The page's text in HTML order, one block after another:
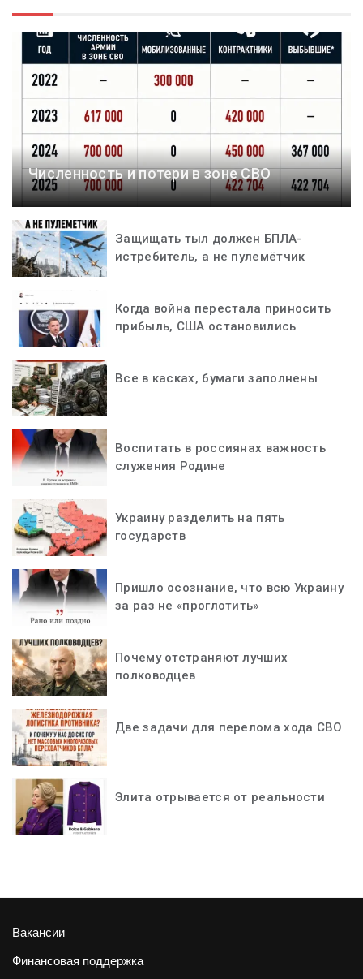
Численность и потери в зоне СВО
Защищать тыл должен БПЛА-
истребитель, а не пулемётчик
Когда война перестала приносить
прибыль, США остановились
Все в касках, бумаги заполнены
Воспитать в россиянах важность
служения Родине
Украину разделить на пять
государств
Пришло осознание, что всю Украину
за раз не «проглотить»
Почему отстраняют лучших
полководцев
Две задачи для перелома хода СВО
Элита отрывается от реальности
Вакансии
Финансовая поддержка